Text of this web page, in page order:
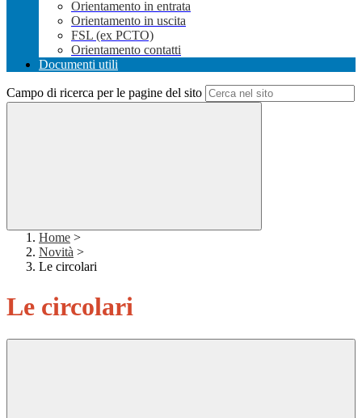
Orientamento in entrata
Orientamento in uscita
FSL (ex PCTO)
Orientamento contatti
Documenti utili
Campo di ricerca per le pagine del sito
Home >
Novità >
Le circolari
Le circolari